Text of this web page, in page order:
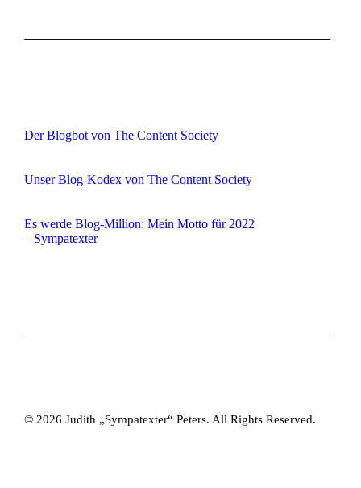
Der Blogbot von The Content Society
Unser Blog-Kodex von The Content Society
Es werde Blog-Million: Mein Motto für 2022
– Sympatexter
© 2026 Judith „Sympatexter“ Peters. All Rights Reserved.